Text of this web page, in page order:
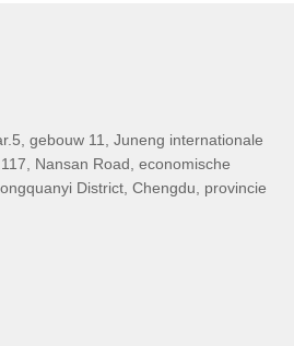
gebouw 11, Juneng internationale
Nansan Road, economische
District, Chengdu, provincie